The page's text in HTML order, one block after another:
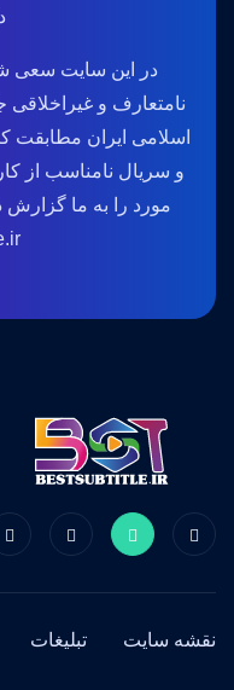
در این سایت سعی
نامتعارف و
اسلامی ایران مطابقت
و سریال نامناسب از
مورد را به ما
نقشه سایت تبلیغات